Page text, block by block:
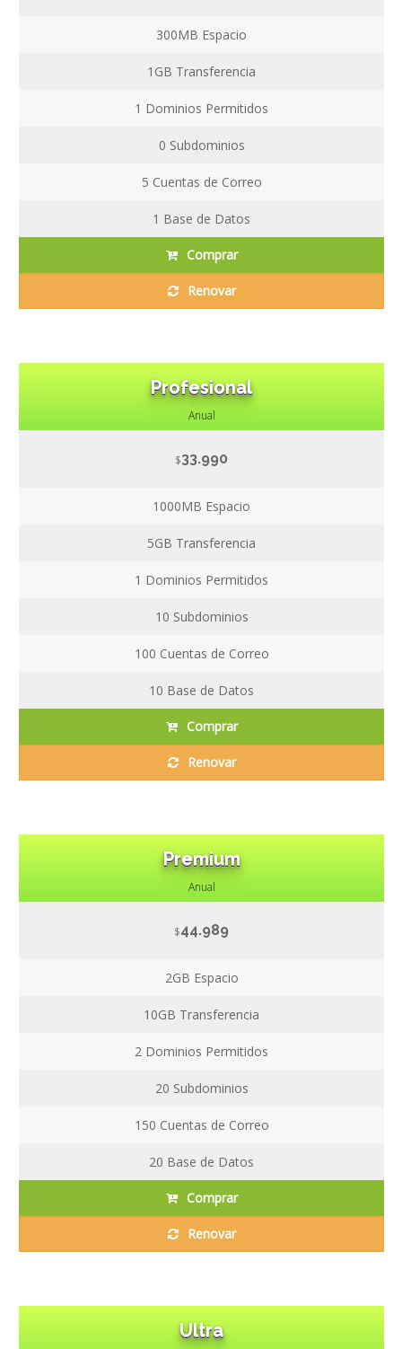
300MB Espacio
1GB Transferencia
1 Dominios Permitidos
0 Subdominios
5 Cuentas de Correo
1 Base de Datos
Comprar
Renovar
Profesional
Anual
$33.990
1000MB Espacio
5GB Transferencia
1 Dominios Permitidos
10 Subdominios
100 Cuentas de Correo
10 Base de Datos
Comprar
Renovar
Premium
Anual
$44.989
2GB Espacio
10GB Transferencia
2 Dominios Permitidos
20 Subdominios
150 Cuentas de Correo
20 Base de Datos
Comprar
Renovar
Ultra